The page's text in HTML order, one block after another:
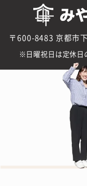
〒600-8483 京都市
日曜祝日は定休